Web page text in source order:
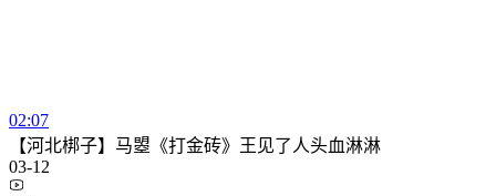
02:07
【河北梆子】马曌《打金砖》王见了人头血淋淋
03-12